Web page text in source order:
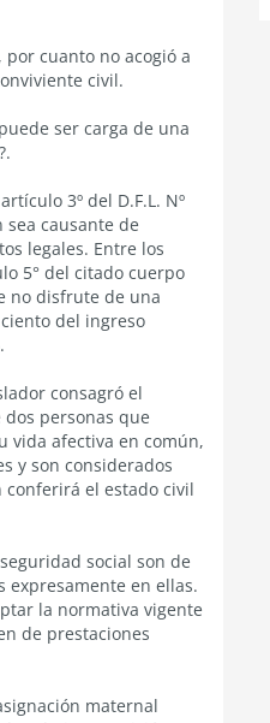
cuanto no acogió a
civil.
ser carga de una
3º del D.F.L. Nº
causante de
legales. Entre los
5° del citado cuerpo
no disfrute de una
del ingreso
consagró el
personas que
vida afectiva en común,
y son considerados
conferirá el estado civil
social son de
expresamente en ellas.
la normativa vigente
de prestaciones
maternal